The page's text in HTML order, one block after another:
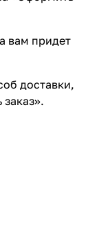
вам придет
доставки,